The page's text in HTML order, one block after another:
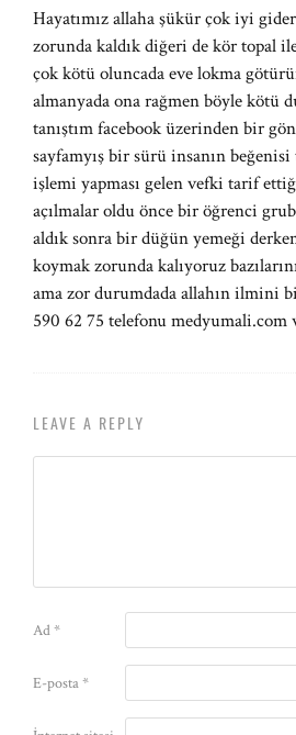
Hayatımız allaha şükür çok iyi
zorunda kaldık diğeri de kör topal
çok kötü oluncada eve lokma
almanyada ona rağmen böyle
tanıştım facebook üzerinden bir
sayfamyış bir sürü insanın
işlemi yapması gelen vefki tarif
açılmalar oldu önce bir öğrenci
aldık sonra bir düğün yemeği
koymak zorunda kalıyoruz
ama zor durumdada allahın ilmini
590 62 75 telefonu medyumali.com
LEAVE A REPLY
Ad*
E-posta*